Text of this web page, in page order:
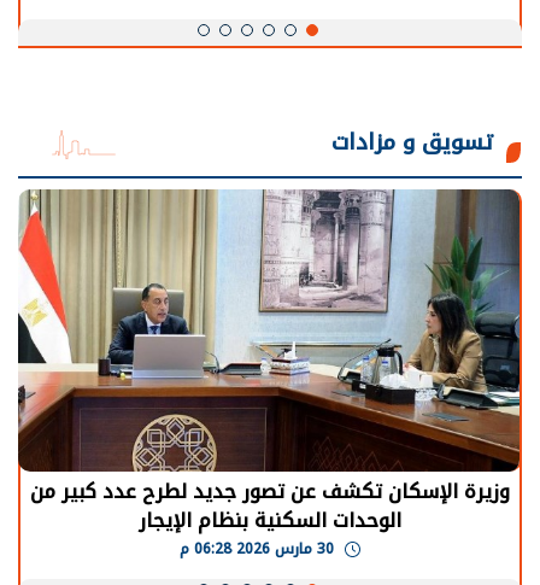
تسويق و مزادات
الرئيس السيسي: توقف الأنشطة في قطاع الطاقة
يحتاج إلى سنوات لعودة معدلات الإنتاج الطبيعية